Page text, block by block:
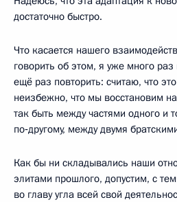
достаточно быстро.
Что касается нашего
говорить об этом, я уже много
ещё раз повторить: считаю, что
неизбежно, что мы восстановим
так быть между частями одного и
по‑другому, между двумя
Как бы ни складывались наши
элитами прошлого, допустим, с
во главу угла всей свой